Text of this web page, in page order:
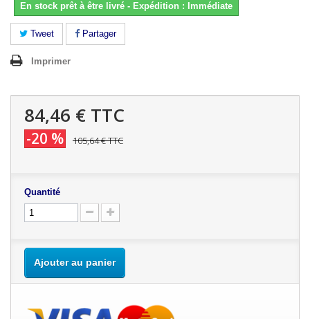
En stock prêt à être livré - Expédition : Immédiate
Tweet Partager
Imprimer
84,46 € TTC
-20 % 105,64 €TTC
Quantité
Ajouter au panier